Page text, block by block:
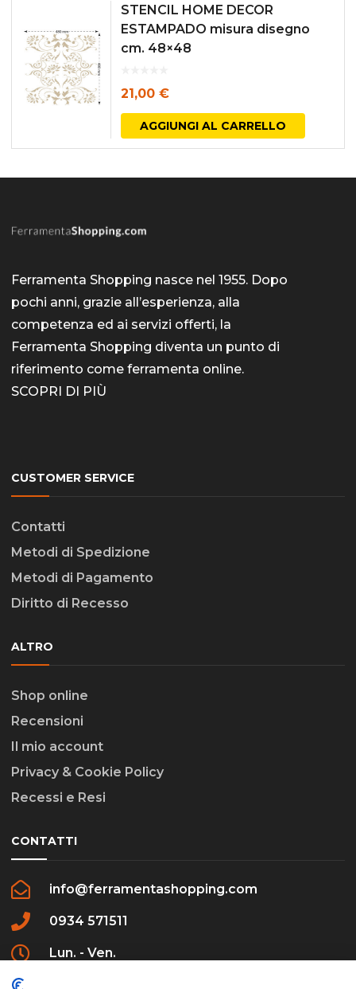
STENCIL HOME DECOR
ESTAMPADO misura disegno
cm. 48×48
21,00 €
AGGIUNGI AL CARRELLO
Ferramenta Shopping nasce nel 1955. Dopo
pochi anni, grazie all’esperienza, alla
competenza ed ai servizi offerti, la
Ferramenta Shopping diventa un punto di
riferimento come ferramenta online.
SCOPRI DI PIÙ
CUSTOMER SERVICE
Contatti
Metodi di Spedizione
Metodi di Pagamento
Diritto di Recesso
ALTRO
Shop online
Recensioni
Il mio account
Privacy & Cookie Policy
Recessi e Resi
CONTATTI
info@ferramentashopping.com
0934 571511
Lun. - Ven.